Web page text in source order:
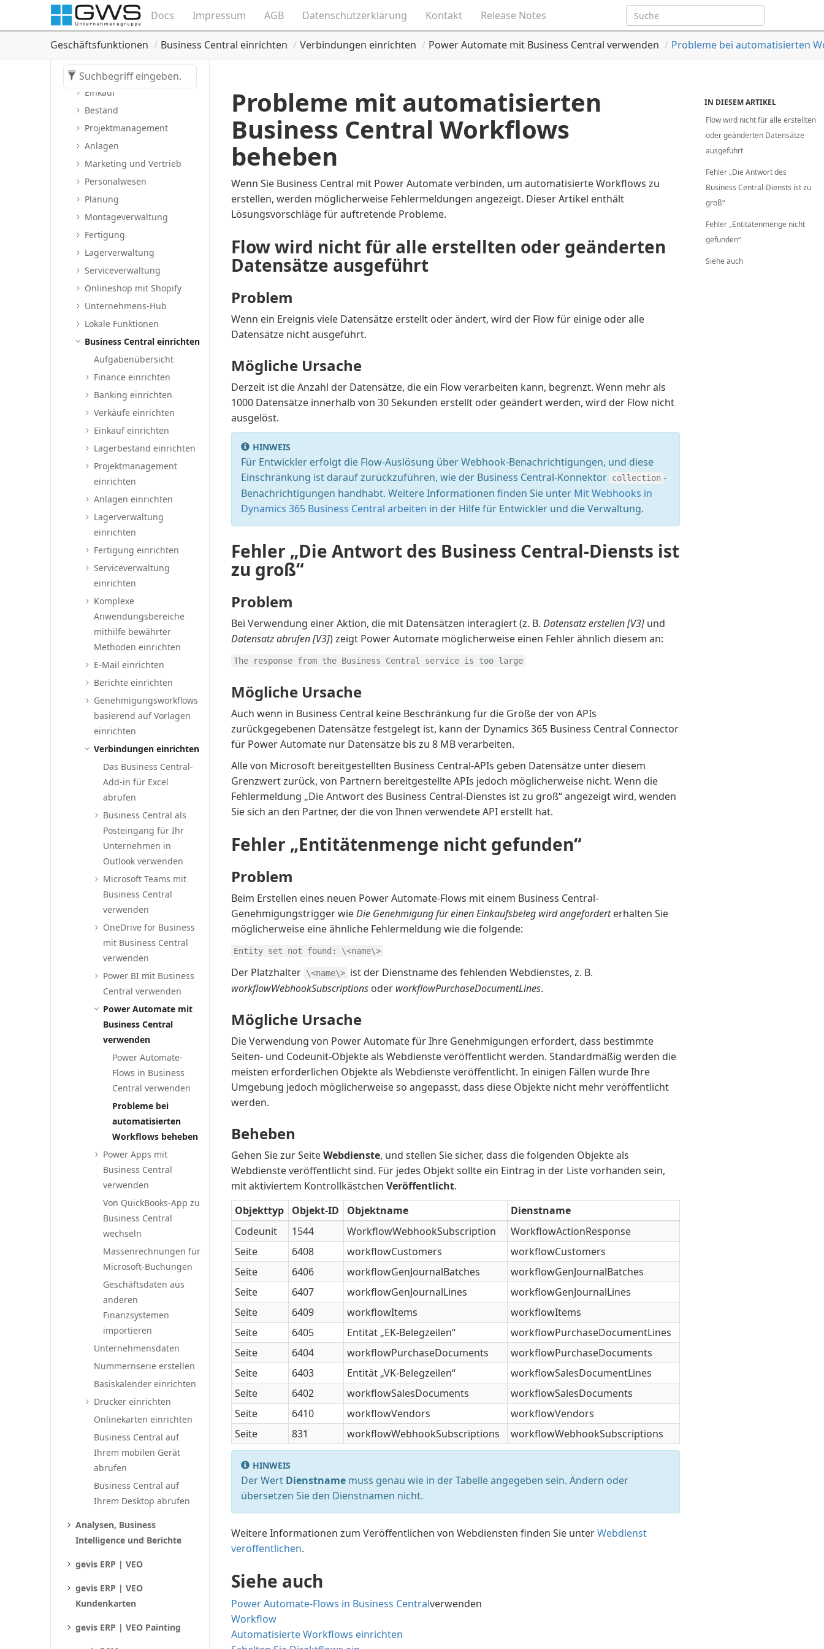
Docs Impressum AGB Datenschutzerklärung Kontakt Release Notes
Geschäftsfunktionen Business Central einrichten Verbindungen einrichten Power Automate mit Business Central verwenden Probleme bei automatisierten
Allgemeine
Unternehmensfunktionen
Finanzen
Finanzielle Analysen
Vertrieb
Einkauf
Bestand
Projektmanagement
Anlagen
Marketing und Vertrieb
Personalwesen
Planung
Montageverwaltung
Fertigung
Lagerverwaltung
Serviceverwaltung
Onlineshop mit Shopify
Unternehmens-Hub
Lokale Funktionen
Business Central einrichten
Aufgabenübersicht
Finance einrichten
Banking einrichten
Verkäufe einrichten
Einkauf einrichten
Lagerbestand einrichten
Projektmanagement
einrichten
Anlagen einrichten
Lagerverwaltung
einrichten
Fertigung einrichten
Serviceverwaltung
einrichten
Komplexe
Anwendungsbereiche
mithilfe bewährter
Methoden einrichten
E-Mail einrichten
Berichte einrichten
Genehmigungsworkflows
basierend auf Vorlagen
einrichten
Verbindungen einrichten
Das Business Central-
Add-in für Excel
abrufen
Business Central als
Posteingang für Ihr
Unternehmen in
Outlook verwenden
Microsoft Teams mit
Business Central
verwenden
OneDrive for Business
mit Business Central
verwenden
Power BI mit Business
Central verwenden
Power Automate mit
Business Central
verwenden
Power Automate-
Flows in Business
Central verwenden
Probleme bei
automatisierten
Workflows beheben
Power Apps mit
Business Central
verwenden
Von QuickBooks-App zu
Business Central
wechseln
Massenrechnungen für
Microsoft-Buchungen
Geschäftsdaten aus
anderen
Finanzsystemen
importieren
Unternehmensdaten
Nummernserie erstellen
Basiskalender einrichten
Drucker einrichten
Onlinekarten einrichten
Business Central auf
Ihrem mobilen Gerät
abrufen
Business Central auf
Ihrem Desktop abrufen
Analysen, Business
Intelligence und Berichte
gevis ERP | VEO
gevis ERP | VEO
Kundenkarten
gevis ERP | VEO Painting
Probleme mit automatisierten
Business Central Workflows
beheben
Wenn Sie Business Central mit Power Automate verbinden, um automatisierte Workflows zu
erstellen, werden möglicherweise Fehlermeldungen angezeigt. Dieser Artikel enthält
Lösungsvorschläge für auftretende Probleme.
Flow wird nicht für alle erstellten oder geänderten
Datensätze ausgeführt
Problem
Wenn ein Ereignis viele Datensätze erstellt oder ändert, wird der Flow für einige oder alle
Datensätze nicht ausgeführt.
Mögliche Ursache
Derzeit ist die Anzahl der Datensätze, die ein Flow verarbeiten kann, begrenzt. Wenn mehr als
1000 Datensätze innerhalb von 30 Sekunden erstellt oder geändert werden, wird der Flow nicht
ausgelöst.
HINWEIS
Für Entwickler erfolgt die Flow-Auslösung über Webhook-Benachrichtigungen, und diese
Einschränkung ist darauf zurückzuführen, wie der Business Central-Konnektor collection -
Benachrichtigungen handhabt. Weitere Informationen finden Sie unter Mit Webhooks in
Dynamics 365 Business Central arbeiten in der Hilfe für Entwickler und die Verwaltung.
Fehler „Die Antwort des Business Central-Diensts ist
zu groß“
Problem
Bei Verwendung einer Aktion, die mit Datensätzen interagiert (z. B.Datensatz erstellen [V3] und
Datensatz abrufen [V3]) zeigt Power Automate möglicherweise einen Fehler ähnlich diesem an:
The response from the Business Central service is too large
Mögliche Ursache
Auch wenn in Business Central keine Beschränkung für die Größe der von APIs
zurückgegebenen Datensätze festgelegt ist, kann der Dynamics 365 Business Central Connector
für Power Automate nur Datensätze bis zu 8 MB verarbeiten.
Alle von Microsoft bereitgestellten Business Central-APIs geben Datensätze unter diesem
Grenzwert zurück, von Partnern bereitgestellte APIs jedoch möglicherweise nicht. Wenn die
Fehlermeldung „Die Antwort des Business Central-Dienstes ist zu groß“ angezeigt wird, wenden
Sie sich an den Partner, der die von Ihnen verwendete API erstellt hat.
Fehler „Entitätenmenge nicht gefunden“
Problem
Beim Erstellen eines neuen Power Automate-Flows mit einem Business Central-
Genehmigungstrigger wieDie Genehmigung für einen Einkaufsbeleg wird angeforderterhalten Sie
möglicherweise eine ähnliche Fehlermeldung wie die folgende:
Entity set not found: \<name\>
Der Platzhalter \<name\> ist der Dienstname des fehlenden Webdienstes, z. B.
workflowWebhookSubscriptions oder workflowPurchaseDocumentLines.
Mögliche Ursache
Die Verwendung von Power Automate für Ihre Genehmigungen erfordert, dass bestimmte
Seiten- und Codeunit-Objekte als Webdienste veröffentlicht werden. Standardmäßig werden die
meisten erforderlichen Objekte als Webdienste veröffentlicht. In einigen Fällen wurde Ihre
Umgebung jedoch möglicherweise so angepasst, dass diese Objekte nicht mehr veröffentlicht
werden.
Beheben
Gehen Sie zur SeiteWebdienste, und stellen Sie sicher, dass die folgenden Objekte als
Webdienste veröffentlicht sind. Für jedes Objekt sollte ein Eintrag in der Liste vorhanden sein,
mit aktiviertem KontrollkästchenVeröffentlicht.
Objekttyp
Objekt-ID Objektname
Dienstname
Codeunit
1544 WorkflowWebhookSubscription
WorkflowActionResponse
Seite
6408 workflowCustomers
workflowCustomers
Seite
6406 workflowGenJournalBatches
workflowGenJournalBatches
Seite
6407 workflowGenJournalLines
workflowGenJournalLines
Seite
6409 workflowItems
workflowItems
Seite
6405 Entität „EK-Belegzeilen“
workflowPurchaseDocumentLines
Seite
6404 workflowPurchaseDocuments
workflowPurchaseDocuments
Seite
6403 Entität „VK-Belegzeilen“
workflowSalesDocumentLines
Seite
6402 workflowSalesDocuments
workflowSalesDocuments
Seite
6410 workflowVendors
workflowVendors
Seite
831 workflowWebhookSubscriptions workflowWebhookSubscriptions
HINWEIS
Der Wert Dienstname muss genau wie in der Tabelle angegeben sein. Ändern oder
übersetzen Sie den Dienstnamen nicht.
Weitere Informationen zum Veröffentlichen von Webdiensten finden Sie unterWebdienst
veröffentlichen.
Siehe auch
Power Automate-Flows in Business Centralverwenden
Workflow
Automatisierte Workflows einrichten
IN DIESEM ARTIKEL
Flow wird nicht für alle erstellten
oder geänderten Datensätze
ausgeführt
Fehler „Die Antwort des
Business Central-Diensts ist zu
groß“
Fehler „Entitätenmenge nicht
gefunden“
Siehe auch